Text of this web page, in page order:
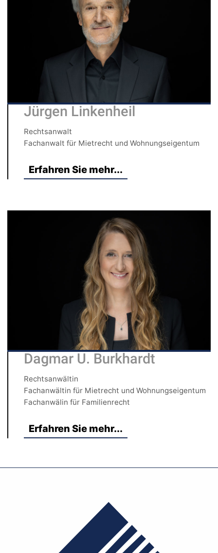
Jürgen Linkenheil
Rechtsanwalt
Fachanwalt für Mietrecht und Wohnungseigentum
Erfahren Sie mehr...
Dagmar U. Burkhardt
Rechtsanwältin
Fachanwältin für Mietrecht und Wohnungseigentum
Fachanwälin für Familienrecht
Erfahren Sie mehr...